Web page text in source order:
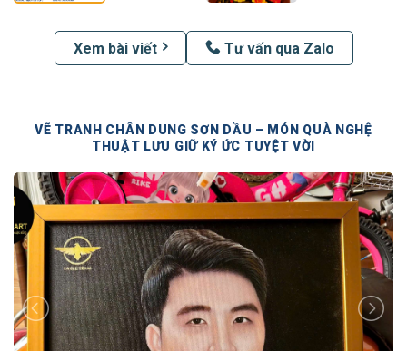
Xem bài viết Tư vấn qua Zalo
VẼ TRANH CHÂN DUNG SƠN DẦU – MÓN QUÀ NGHỆ
THUẬT LƯU GIỮ KÝ ỨC TUYỆT VỜI